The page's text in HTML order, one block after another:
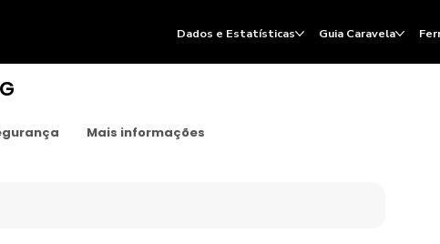
Mais informações
Dados e Estatísticas Guia Caravela